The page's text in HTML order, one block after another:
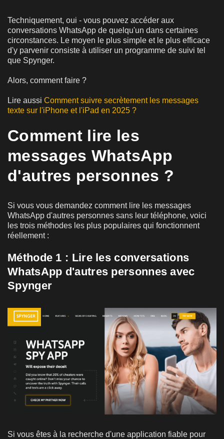
Techniquement, oui - vous pouvez accéder aux
conversations WhatsApp de quelqu'un dans certaines
circonstances. Le moyen le plus simple et le plus efficace
d'y parvenir consiste à utiliser un programme de suivi tel
que Spynger.
Alors, comment faire ?
Lire aussi Comment suivre secrètement les messages
texte sur l'iPhone et l'iPad en 2025 ?
Comment lire les
messages WhatsApp
d'autres personnes ?
Si vous vous demandez comment lire les messages
WhatsApp d'autres personnes sans leur téléphone, voici
les trois méthodes les plus populaires qui fonctionnent
réellement :
Méthode 1 : Lire les conversations
WhatsApp d'autres personnes avec
Spynger
Si vous êtes à la recherche d'une application fiable pour